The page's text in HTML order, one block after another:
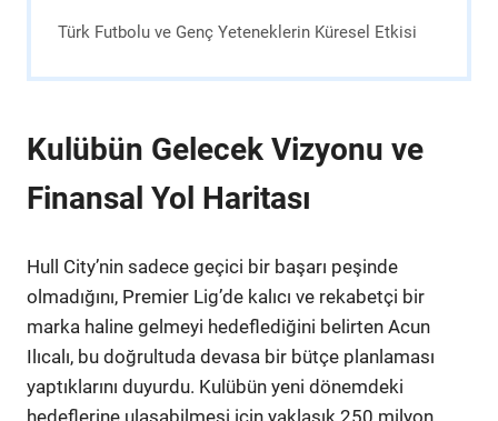
Türk Futbolu ve Genç Yeteneklerin Küresel Etkisi
Kulübün Gelecek Vizyonu ve
Finansal Yol Haritası
Hull City’nin sadece geçici bir başarı peşinde
olmadığını, Premier Lig’de kalıcı ve rekabetçi bir
marka haline gelmeyi hedeflediğini belirten Acun
Ilıcalı, bu doğrultuda devasa bir bütçe planlaması
yaptıklarını duyurdu. Kulübün yeni dönemdeki
hedeflerine ulaşabilmesi için yaklaşık 250 milyon